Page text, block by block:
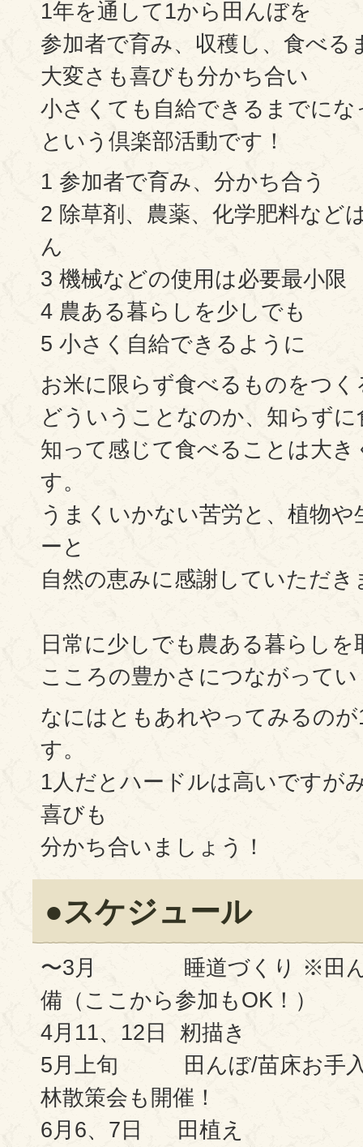
1年を通して1から田んぼを
参加者で育み、収穫し、食べる
大変さも喜びも分かち合い
小さくても自給できるまでに
という倶楽部活動です！
1 参加者で育み、分かち合う
2 除草剤、農薬、化学肥料など
ん
3 機械などの使用は必要最小限
4 農ある暮らしを少しでも
5 小さく自給できるように
お米に限らず食べるものをつ
どういうことなのか、知らず
知って感じて食べることは大
す。
うまくいかない苦労と、植物
ーと
自然の恵みに感謝していただき
日常に少しでも農ある暮らしを
こころの豊かさにつながって
なにはともあれやってみるの
す。
1人だとハードルは高いですが
喜びも
分かち合いましょう！
●スケジュール
〜3月 睡道づくり ※田ん
備（ここから参加もOK！）
4月11、12日 籾描き
5月上旬 田んぼ/苗床お手入
林散策会も開催！
6月6、7日 田植え